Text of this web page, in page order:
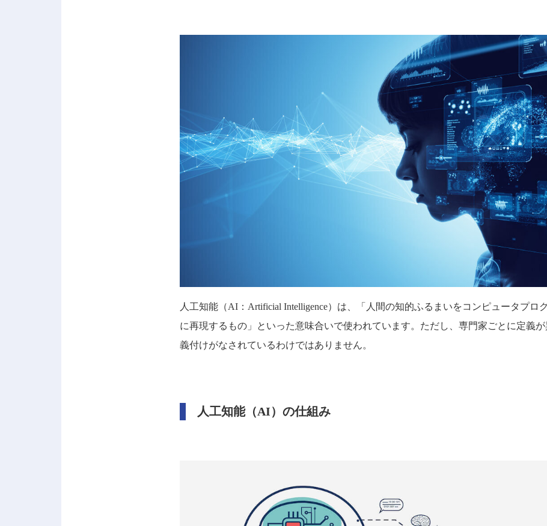
人工知能（AI：Artificial Intelligence）は、「人間の知的ふるまいをコンピュータプロ
に再現するもの」といった意味合いで使われています。ただし、専門家ごとに定義
義付けがなされているわけではありません。
人工知能（AI）の仕組み